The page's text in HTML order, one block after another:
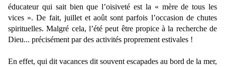
éducateur qui sait bien que l’oisiveté est la « mère de tous les
vices ». De fait, juillet et août sont parfois l’occasion de chutes
spirituelles. Malgré cela, l’été peut être propice à la recherche de
Dieu... précisément par des activités proprement estivales !
En effet, qui dit vacances dit souvent escapades au bord de la mer,